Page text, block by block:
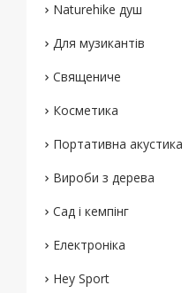
Naturehike душ
Для музикантів
Священиче
Косметика
Портативна акустика
Вироби з дерева
Сад і кемпінг
Електроніка
Hey Sport